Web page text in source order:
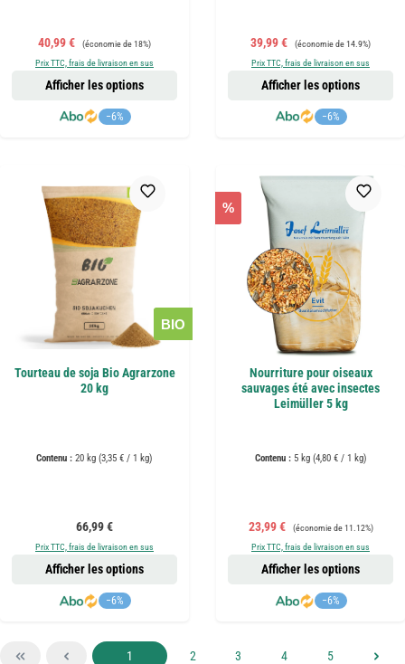
Prix de vente :
40,99 € Prix régulier :
(économie de 18%)
Prix TTC, frais de livraison en sus
−6%
Afficher les options
Prix de vente :
39,99 € Prix régulier :
(économie de 14.9%)
Prix TTC, frais de livraison en sus
−6%
Afficher les options
BIO
Tourteau de soja Bio Agrarzone
20 kg
Contenu : 20 kg (3,35 € / 1 kg)
Prix régulier :
66,99 €
Prix TTC, frais de livraison en sus
−6%
Afficher les options
%
Nourriture pour oiseaux
sauvages été avec insectes
Leimüller 5 kg
Contenu : 5 kg (4,80 € / 1 kg)
Prix de vente :
23,99 € Prix régulier :
(économie de 11.12%)
Prix TTC, frais de livraison en sus
−6%
Afficher les options
Page
1 Page
2 Page
3 Page
4 Page
5